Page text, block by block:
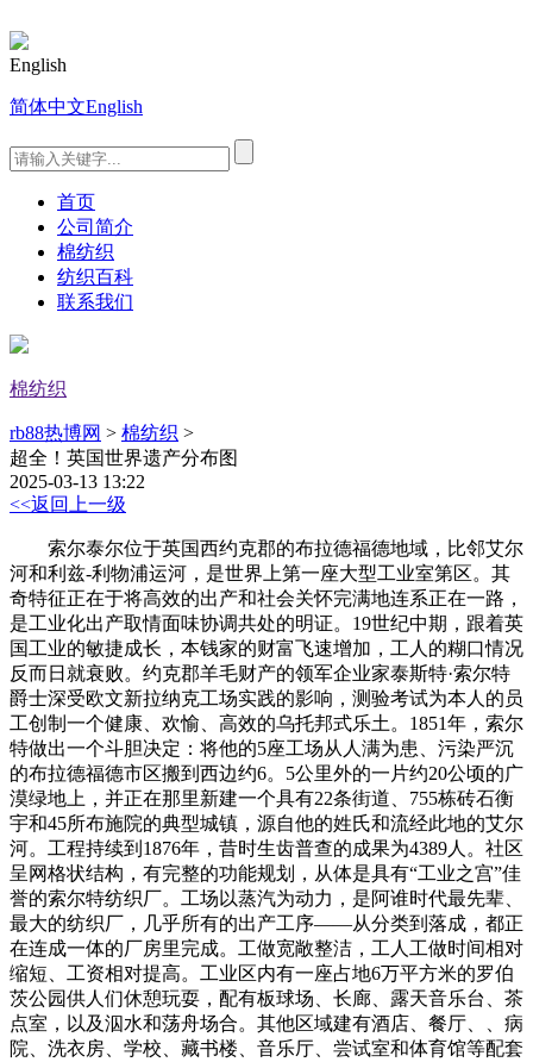
English
简体中文English
首页
公司简介
棉纺织
纺织百科
联系我们
棉纺织
rb88热博网 > 棉纺织 >
超全！英国世界遗产分布图
2025-03-13 13:22
<<返回上一级
索尔泰尔位于英国西约克郡的布拉德福德地域，比邻艾尔
河和利兹-利物浦运河，是世界上第一座大型工业室第区。其
奇特征正在于将高效的出产和社会关怀完满地连系正在一路，
是工业化出产取情面味协调共处的明证。19世纪中期，跟着英
国工业的敏捷成长，本钱家的财富飞速增加，工人的糊口情况
反而日就衰败。约克郡羊毛财产的领军企业家泰斯特·索尔特
爵士深受欧文新拉纳克工场实践的影响，测验考试为本人的员
工创制一个健康、欢愉、高效的乌托邦式乐土。1851年，索尔
特做出一个斗胆决定：将他的5座工场从人满为患、污染严沉
的布拉德福德市区搬到西边约6。5公里外的一片约20公顷的广
漠绿地上，并正在那里新建一个具有22条街道、755栋砖石衡
宇和45所布施院的典型城镇，源自他的姓氏和流经此地的艾尔
河。工程持续到1876年，昔时生齿普查的成果为4389人。社区
呈网格状结构，有完整的功能规划，从体是具有“工业之宫”佳
誉的索尔特纺织厂。工场以蒸汽为动力，是阿谁时代最先辈、
最大的纺织厂，几乎所有的出产工序——从分类到落成，都正
在连成一体的厂房里完成。工做宽敞整洁，工人工做时间相对
缩短、工资相对提高。工业区内有一座占地6万平方米的罗伯
茨公园供人们休憩玩耍，配有板球场、长廊、露天音乐台、茶
点室，以及泅水和荡舟场合。其他区域建有酒店、餐厅、、病
院、洗衣房、学校、藏书楼、音乐厅、尝试室和体育馆等配套